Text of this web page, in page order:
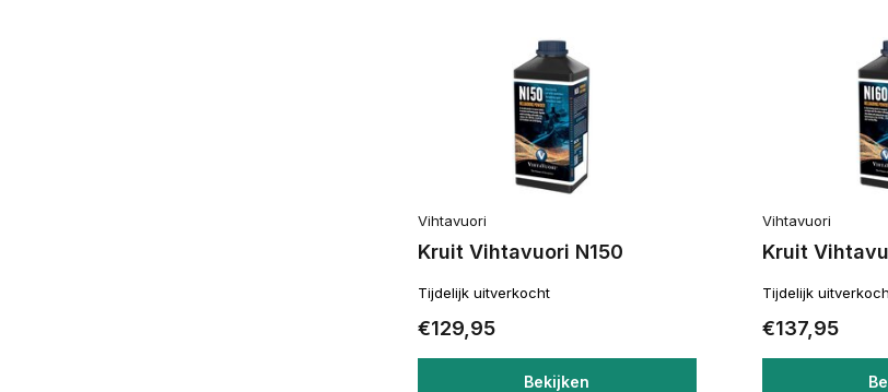
Vihtavuori
Kruit Vihtavuori N150
Tijdelijk uitverkocht
€129,95
Bekijken
Vihtavuori
Kruit
Tijdelijk
€137,95